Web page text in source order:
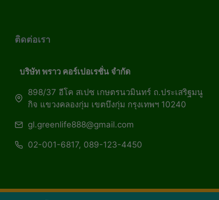
ติดต่อเรา
บริษัท พราว คอร์เปอเรชั่น จำกัด
898/37 อีโค สเปซ เกษตรนวมินทร์ ถ.ประเสริฐมนู
กิจ แขวงคลองกุ่ม เขตบึงกุ่ม กรุงเทพฯ 10240
gl.greenlife888@gmail.com
02-001-6817, 089-123-4450